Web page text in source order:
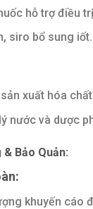
hỗ trợ điều
siro bổ sung iốt.
xuất hóa
nước và dược
Bảo Quản:
khuyến cáo